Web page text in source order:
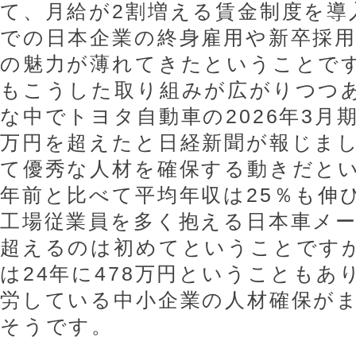
て、月給が2割増える賃金制度を
での日本企業の終身雇用や新卒採
の魅力が薄れてきたということで
もこうした取り組みが広がりつつ
な中でトヨタ自動車の2026年3月
万円を超えたと日経新聞が報じま
て優秀な人材を確保する動きだと
年前と比べて平均年収は25％も伸
工場従業員を多く抱える日本車メ
超えるのは初めてということです
は24年に478万円ということもあ
労している中小企業の人材確保が
そうです。